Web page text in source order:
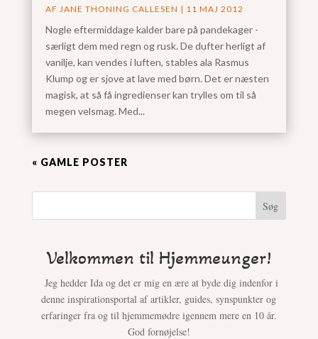
AF JANE THONING CALLESEN | 11 MAJ 2012
Nogle eftermiddage kalder bare på pandekager -
særligt dem med regn og rusk. De dufter herligt af
vanilje, kan vendes i luften, stables ala Rasmus
Klump og er sjove at lave med børn. Det er næsten
magisk, at så få ingredienser kan trylles om til så
megen velsmag. Med...
« GAMLE POSTER
Søg
Velkommen til Hjemmeunger!
Jeg hedder Ida og det er mig en ære at byde dig indenfor i
denne inspirationsportal af artikler, guides, synspunkter og
erfaringer fra og til hjemmemødre igennem mere en 10 år.
God fornøjelse!